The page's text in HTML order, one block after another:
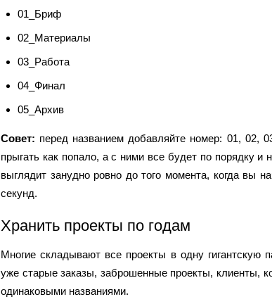
01_Бриф
02_Материалы
03_Работа
04_Финал
05_Архив
Совет: перед названием добавляйте номер: 01, 02,
прыгать как попало, а с ними все будет по порядку и
выглядит занудно ровно до того момента, когда вы
секунд.
Хранить проекты по годам
Многие складывают все проекты в одну гигантскую
уже старые заказы, заброшенные проекты, клиенты,
одинаковыми названиями.